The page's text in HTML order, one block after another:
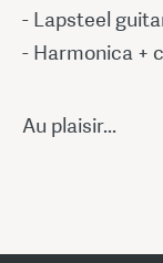
- Lapsteel
- Harmonica +
Au plaisir...